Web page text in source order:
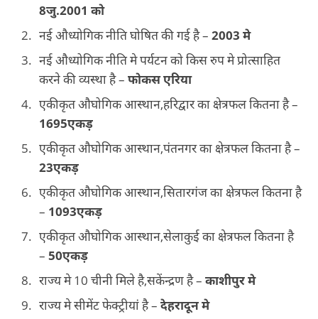
8जु.2001 को
नई औध्योगिक नीति घोषित की गई है – 2003 मे
नई औध्योगिक नीति मे पर्यटन को किस रुप मे प्रोत्साहित
करने की व्यस्था है – फोकस एरिया
एकीकृत औघोगिक आस्थान,हरिद्वार का क्षेत्रफल कितना है –
1695एकड़
एकीकृत औघोगिक आस्थान,पंतनगर का क्षेत्रफल कितना है –
23एकड़
एकीकृत औघोगिक आस्थान,सितारगंज का क्षेत्रफल कितना है
– 1093एकड़
एकीकृत औघोगिक आस्थान,सेलाकुई का क्षेत्रफल कितना है
– 50एकड़
राज्य मे 10 चीनी मिले है,सकेंन्द्रण है – काशीपुर मे
राज्य मे सीमेंट फेक्ट्रीयां है – देहरादून मे